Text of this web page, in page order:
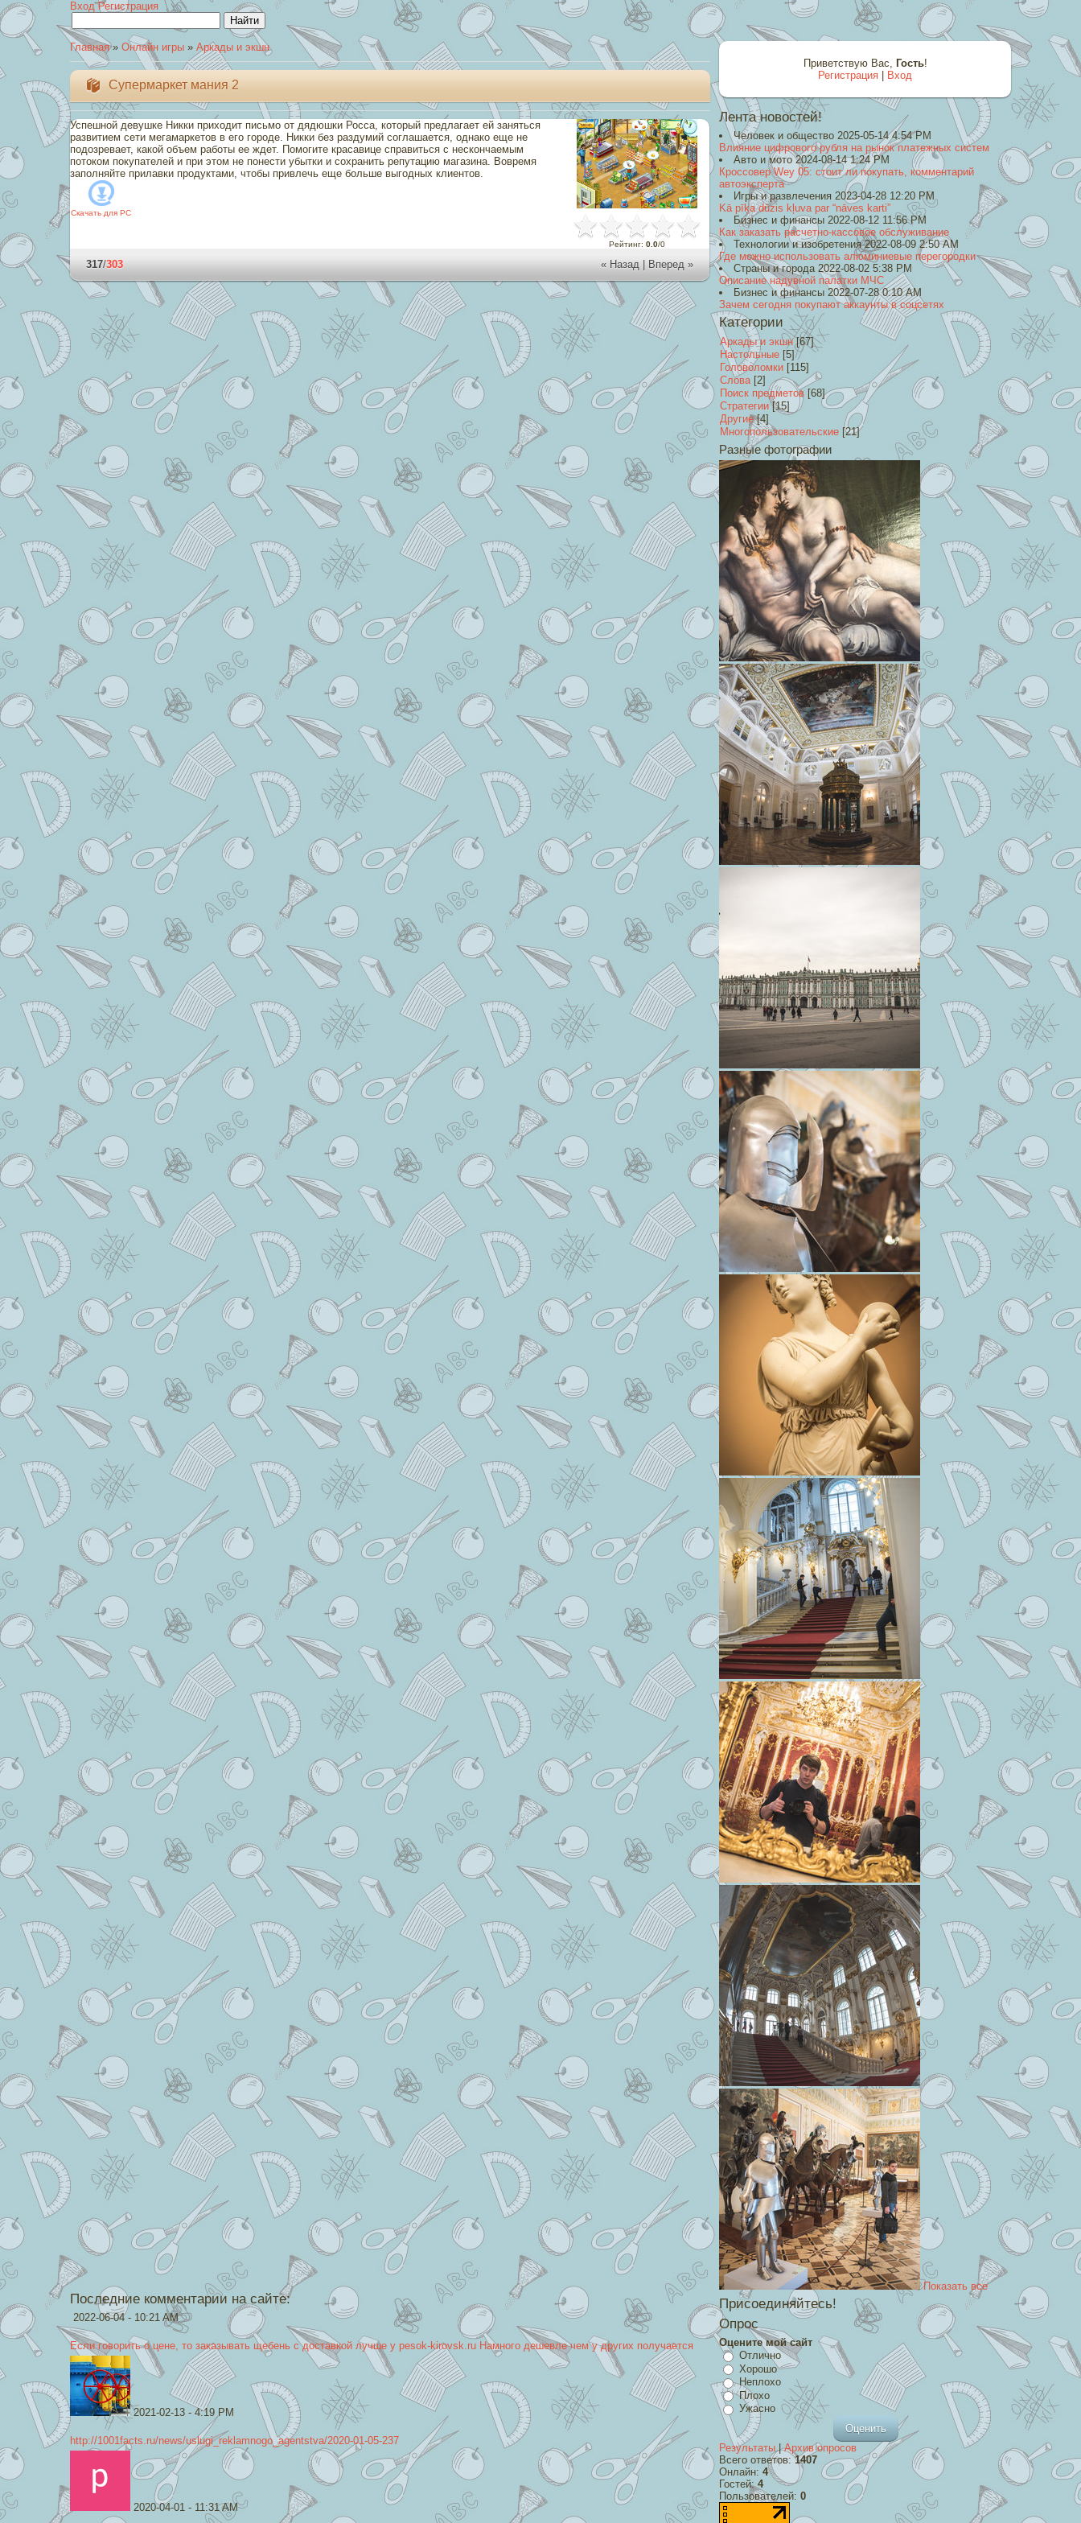
Вход Регистрация
Главная» Онлайн игры » Аркады и экшн
Супермаркет мания 2
Успешной девушке Никки приходит письмо от дядюшки Росса, который предлагает ей заняться
развитием сети мегамаркетов в его городе. Никки без раздумий соглашается, однако еще не
подозревает, какой объем работы ее ждет. Помогите красавице справиться с нескончаемым
потоком покупателей и при этом не понести убытки и сохранить репутацию магазина. Вовремя
заполняйте прилавки продуктами, чтобы привлечь еще больше выгодных клиентов.
Скачать для PC
Рейтинг: 0.0/0
« Назад Вперед »
317/303
Приветствую Вас, Гость!
Регистрация
Вход
Лента новостей!
Человек и общество 2025-05-14 4:54 PM
Влияние цифрового рубля на рынок платежных систем
Авто и мото 2024-08-14 1:24 PM
Кроссовер Wey 05: стоит ли покупать, комментарий
автоэксперта
Игры и развлечения 2023-04-28 12:20 PM
Kā pīķa dūzis kļuva par “nāves karti”
Бизнес и финансы 2022-08-12 11:56 PM
Как заказать расчетно-кассовое обслуживание
Технологии и изобретения 2022-08-09 2:50 AM
Где можно использовать алюминиевые перегородки
Страны и города 2022-08-02 5:38 PM
Описание надувной палатки МЧС
Бизнес и финансы 2022-07-28 0:10 AM
Зачем сегодня покупают аккаунты в соцсетях
Категории
Аркады и экшн [67]
Настольные [5]
Головоломки [115]
Слова [2]
Поиск предметов [68]
Стратегии [15]
Другие [4]
Многопользовательские [21]
Разные фотографии
Показать все
Присоединяйтесь!
Опрос
Оцените мой сайт
Отлично
Хорошо
Неплохо
Плохо
Ужасно
Результаты |Архив опросов
Всего ответов:1407
Онлайн:4
Гостей:4
Пользователей:0
Последние комментарии на сайте:
2022-06-04 - 10:21 AM
Если говорить о цене, то заказывать щебень с доставкой лучше у pesok-kirovsk.ru Намного дешевле чем у других получается
2021-02-13 - 4:19 PM
http://1001facts.ru/news/uslugi_reklamnogo_agentstva/2020-01-05-237
2020-04-01 - 11:31 AM